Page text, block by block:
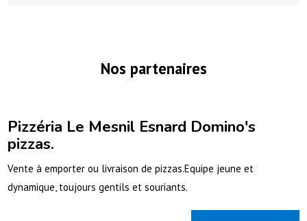
Nos partenaires
Pizzéria Le Mesnil Esnard Domino's
pizzas.
Vente à emporter ou livraison de pizzas.Equipe jeune et
dynamique, toujours gentils et souriants.